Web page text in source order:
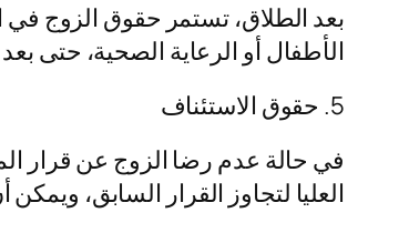
بعد الطلاق، تستمر حقوق الزوج
الأطفال أو الرعاية الصحية، حتى
5. حقوق الاستئناف
في حالة عدم رضا الزوج عن قرار
العليا لتجاوز القرار السابق،